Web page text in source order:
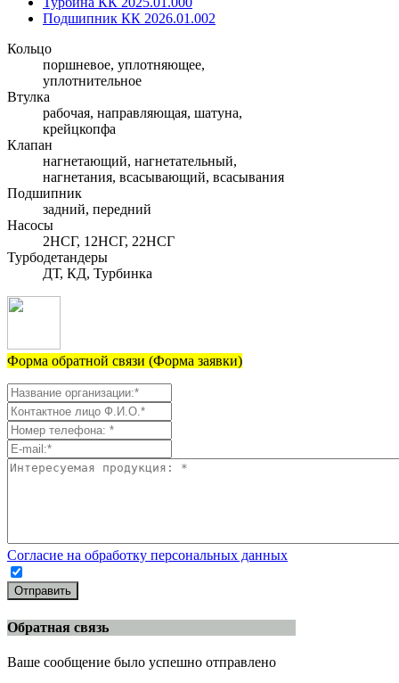
Подшипник КК 2026.01.002
Кольцо
поршневое, уплотняющее,
уплотнительное
Втулка
рабочая, направляющая, шатуна,
крейцкопфа
Клапан
нагнетающий, нагнетательный,
нагнетания, всасывающий, всасывания
Подшипник
задний, передний
Насосы
2НСГ, 12НСГ, 22НСГ
Турбодетандеры
ДТ, КД, Турбинка
Форма обратной связи (Форма заявки)
Согласие на обработку персональных данных
Отправить
Обратная связь
Ваше сообщение было успешно отправлено